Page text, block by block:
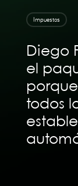
Impuestos
Diego
el
todos